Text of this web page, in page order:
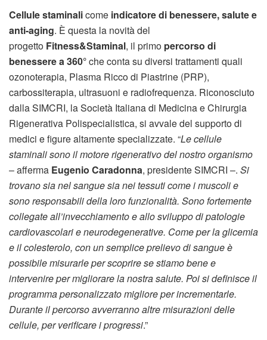
Cellule staminalicome indicatore di benessere, salute e
anti-aging. È questa la novità del
progetto Fitness&Staminal, il primo percorso di
benessere a 360°che conta su diversi trattamenti quali
ozonoterapia, Plasma Ricco di Piastrine (PRP),
carbossiterapia, ultrasuoni e radiofrequenza. Riconosciuto
dalla SIMCRI, la Società Italiana di Medicina e Chirurgia
Rigenerativa Polispecialistica, si avvale del supporto di
medici e figure altamente specializzate. “Le cellule
staminali sono il motore rigenerativo del nostro organismo
– afferma Eugenio Caradonna, presidente SIMCRI –. Si
trovano sia nel sangue sia nei tessuti come i muscoli e
sono responsabili della loro funzionalità. Sono fortemente
collegate all’invecchiamento e allo sviluppo di patologie
cardiovascolari e neurodegenerative. Come per la glicemia
e il colesterolo, con un semplice prelievo di sangue è
possibile misurarle per scoprire se stiamo bene e
intervenire per migliorare la nostra salute. Poi si definisce il
programma personalizzato migliore per incrementarle.
Durante il percorso avverranno altre misurazioni delle
cellule, per verificare i progressi.”